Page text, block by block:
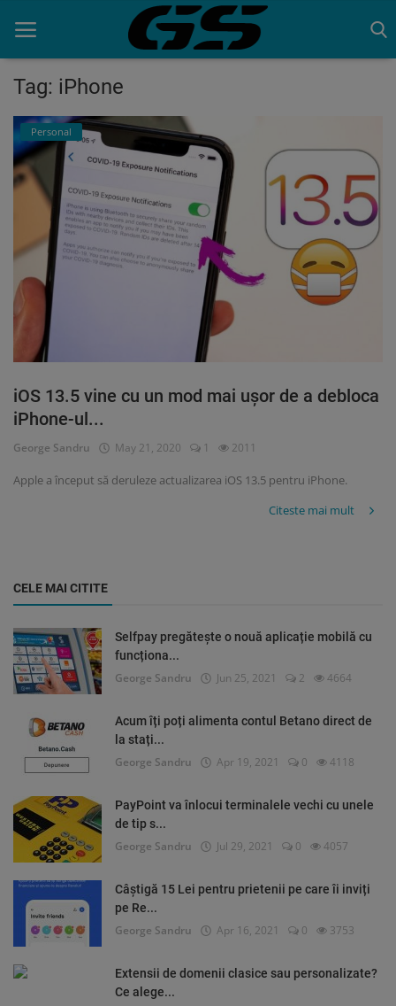
Acasa
Contact
Tag: iPhone
Personal
iOS 13.5 vine cu un mod mai uşor de a debloca
iPhone-ul...
George Sandru May 21, 2020 1 2011
Apple a început să deruleze actualizarea iOS 13.5 pentru iPhone.
Citeste mai mult
CELE MAI CITITE
Selfpay pregătește o nouă aplicație mobilă cu
funcționa...
George Sandru Jun 25, 2021 2 4664
Acum îți poți alimenta contul Betano direct de
la stați...
George Sandru Apr 19, 2021 0 4118
PayPoint va înlocui terminalele vechi cu unele
de tip s...
George Sandru Jul 29, 2021 0 4057
Câștigă 15 Lei pentru prietenii pe care îi inviți
pe Re...
George Sandru Apr 16, 2021 0 3753
Extensii de domenii clasice sau personalizate?
Ce alege...